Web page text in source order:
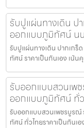
รับปูแผ่นทางเดิน ป
ออกแบบภูมิทัศน์ น
รับปูแผ่นทางเดิน ปากเก
ทัศน์ ราคาเป็นกันเอง เน้
รับออกแบบสวนเพ
ออกแบบภูมิทัศน์ ทั่
รับออกแบบสวนเพชรบูร
ทัศน์ ทั่วไทยราคาเป็นกันเ